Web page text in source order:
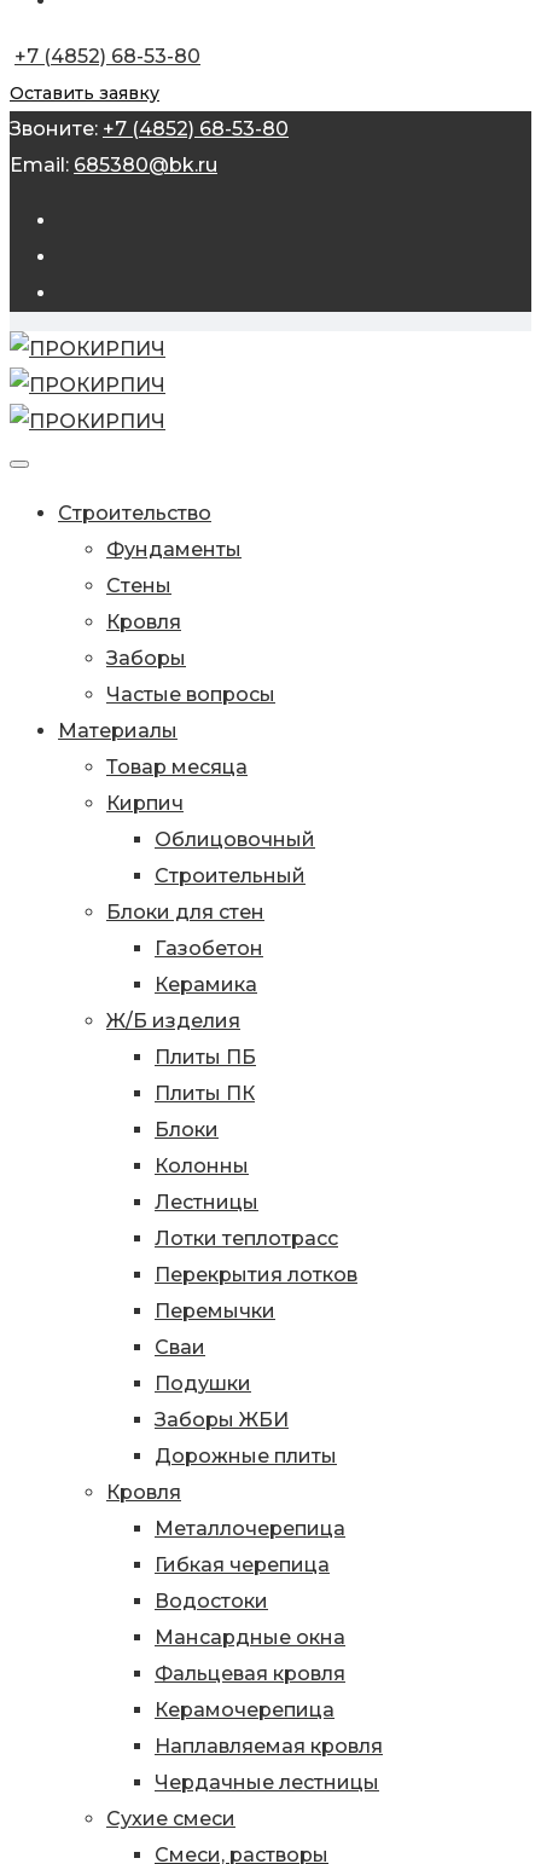
+7 (4852) 68-53-80
Оставить заявку
Звоните: +7 (4852) 68-53-80
Email: 685380@bk.ru
Строительство
Фундаменты
Стены
Кровля
Заборы
Частые вопросы
Материалы
Товар месяца
Кирпич
Облицовочный
Строительный
Блоки для стен
Газобетон
Керамика
Ж/Б изделия
Плиты ПБ
Плиты ПК
Блоки
Колонны
Лестницы
Лотки теплотрасс
Перекрытия лотков
Перемычки
Сваи
Подушки
Заборы ЖБИ
Дорожные плиты
Кровля
Металлочерепица
Гибкая черепица
Водостоки
Мансардные окна
Фальцевая кровля
Керамочерепица
Наплавляемая кровля
Чердачные лестницы
Сухие смеси
Смеси, растворы